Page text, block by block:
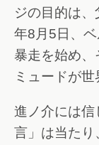
ジの目的は
年8月5日、
暴走を始め、
ミュードが世
進ノ介には信
言」は当たり